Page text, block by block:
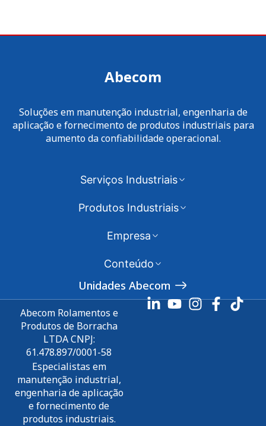
Abecom
Soluções em manutenção industrial, engenharia de
aplicação e fornecimento de produtos industriais para
aumento da confiabilidade operacional.
Serviços Industriais
Produtos Industriais
Empresa
Conteúdo
Unidades Abecom
Abecom Rolamentos e
Produtos de Borracha
LTDA CNPJ:
61.478.897/0001-58
Especialistas em
manutenção industrial,
engenharia de aplicação
e fornecimento de
produtos industriais.